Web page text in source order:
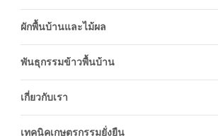
ผักพื้นบ้านและไม้ผล
พันธุกรรมข้าวพื้นบ้าน
เกี่ยวกับเรา
เทคนิคเกษตรกรรมยั่งยืน